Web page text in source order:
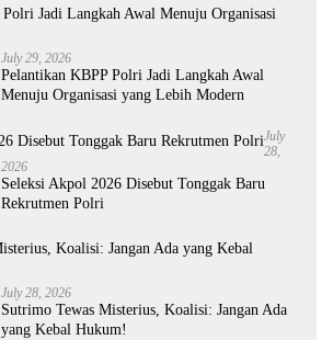
July 29, 2026
Pelantikan KBPP Polri Jadi Langkah Awal
Menuju Organisasi yang Lebih Modern
July
28,
2026
Seleksi Akpol 2026 Disebut Tonggak Baru
Rekrutmen Polri
July 28, 2026
Sutrimo Tewas Misterius, Koalisi: Jangan Ada
yang Kebal Hukum!